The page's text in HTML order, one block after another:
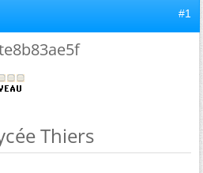
#1
Thiers